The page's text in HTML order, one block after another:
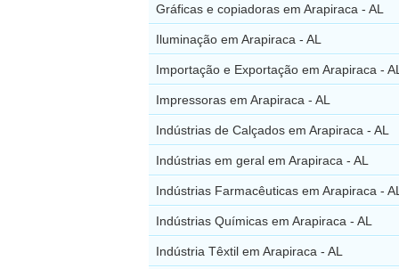
Gráficas e copiadoras em Arapiraca - AL
Iluminação em Arapiraca - AL
Importação e Exportação em Arapiraca - AL
Impressoras em Arapiraca - AL
Indústrias de Calçados em Arapiraca - AL
Indústrias em geral em Arapiraca - AL
Indústrias Farmacêuticas em Arapiraca - AL
Indústrias Químicas em Arapiraca - AL
Indústria Têxtil em Arapiraca - AL